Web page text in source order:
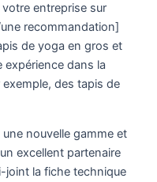
entreprise sur
recommandation]
de yoga en gros et
dans la
des tapis de
nouvelle gamme et
excellent partenaire
joint la fiche technique